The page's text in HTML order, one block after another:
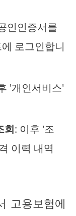
인인증서를
로그인합니
'개인서비스'
회: 이후 '조
이력 내역
고용보험에